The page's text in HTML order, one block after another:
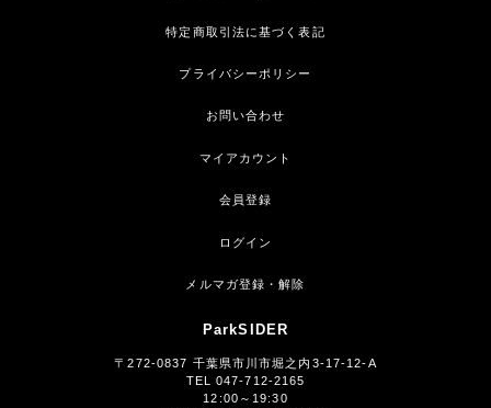
特定商取引法に基づく表記
プライバシーポリシー
お問い合わせ
マイアカウント
会員登録
ログイン
メルマガ登録・解除
ParkSIDER
〒272-0837 千葉県市川市堀之内3-17-12-A
TEL 047-712-2165
12:00～19:30